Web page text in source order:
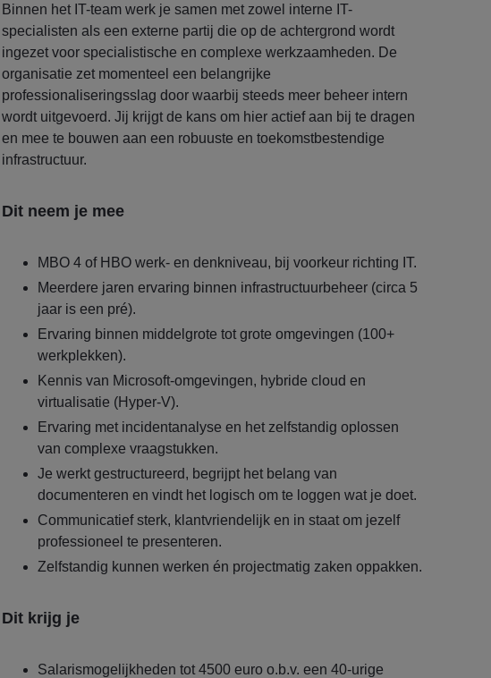
Binnen het IT-team werk je samen met zowel interne IT-
specialisten als een externe partij die op de achtergrond wordt
ingezet voor specialistische en complexe werkzaamheden. De
organisatie zet momenteel een belangrijke
professionaliseringsslag door waarbij steeds meer beheer intern
wordt uitgevoerd. Jij krijgt de kans om hier actief aan bij te dragen
en mee te bouwen aan een robuuste en toekomstbestendige
infrastructuur.
Dit neem je mee
MBO 4 of HBO werk- en denkniveau, bij voorkeur richting IT.
Meerdere jaren ervaring binnen infrastructuurbeheer (circa 5
jaar is een pré).
Ervaring binnen middelgrote tot grote omgevingen (100+
werkplekken).
Kennis van Microsoft-omgevingen, hybride cloud en
virtualisatie (Hyper-V).
Ervaring met incidentanalyse en het zelfstandig oplossen
van complexe vraagstukken.
Je werkt gestructureerd, begrijpt het belang van
documenteren en vindt het logisch om te loggen wat je doet.
Communicatief sterk, klantvriendelijk en in staat om jezelf
professioneel te presenteren.
Zelfstandig kunnen werken én projectmatig zaken oppakken.
Dit krijg je
Salarismogelijkheden tot 4500 euro o.b.v. een 40-urige